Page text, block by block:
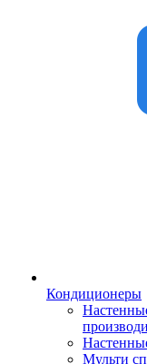
Кондиционеры
Мульти